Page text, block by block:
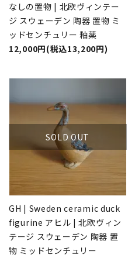
なしの置物 | 北欧ヴィンテー
ジ スウェーデン 陶器 置物 ミ
ッドセンチュリー 釉薬
12,000円(税込13,200円)
SOLD OUT
GH | Sweden ceramic duck
figurine アヒル | 北欧ヴィン
テージ スウェーデン 陶器 置
物 ミッドセンチュリー